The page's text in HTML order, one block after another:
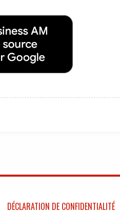
DÉCLARATION DE CONFIDENTIALITÉ